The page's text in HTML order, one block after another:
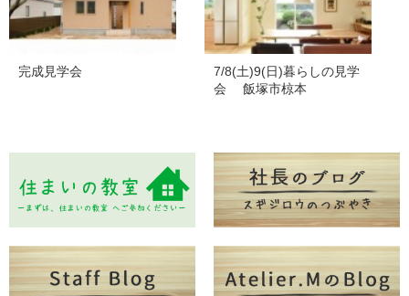
完成見学会
7/8(土)9(日)暮らしの見学
会 飯塚市椋本